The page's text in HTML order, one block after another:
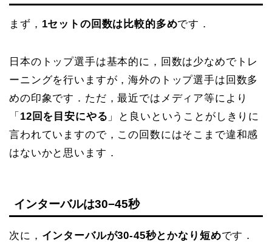
まず， 1セットの回数は比較的多めです．
日本のトップ選手は基本的に，回数は少なめでトレ
ーニングを行いますが，海外のトップ選手は回数多
めの印象です．ただ，最近ではメディア等により
「 12回を目安にやる 」と良いということがしきりに
言われていますので，この回数にはそこまで違和感
はないかと思います．
インターバルは30−45秒
次に， インターバルが30-45秒とかなり短めです．